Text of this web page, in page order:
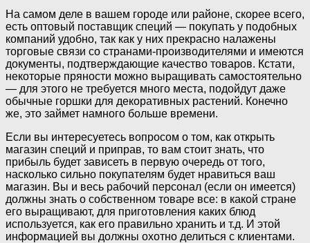
На самом деле в вашем городе или районе, скорее всего,
есть оптовый поставщик специй — покупать у подобных
компаний удобно, так как у них прекрасно налажены
торговые связи со странами-производителями и имеются
документы, подтверждающие качество товаров. Кстати,
некоторые пряности можно выращивать самостоятельно
— для этого не требуется много места, подойдут даже
обычные горшки для декоративных растений. Конечно
же, это займет намного больше времени.
Если вы интересуетесь вопросом о том, как открыть
магазин специй и приправ, то вам стоит знать, что
прибыль будет зависеть в первую очередь от того,
насколько сильно покупателям будет нравиться ваш
магазин. Вы и весь рабочий персонал (если он имеется)
должны знать о собственном товаре все: в какой стране
его выращивают, для приготовления каких блюд
используется, как его правильно хранить и т.д. И этой
информацией вы должны охотно делиться с клиентами.